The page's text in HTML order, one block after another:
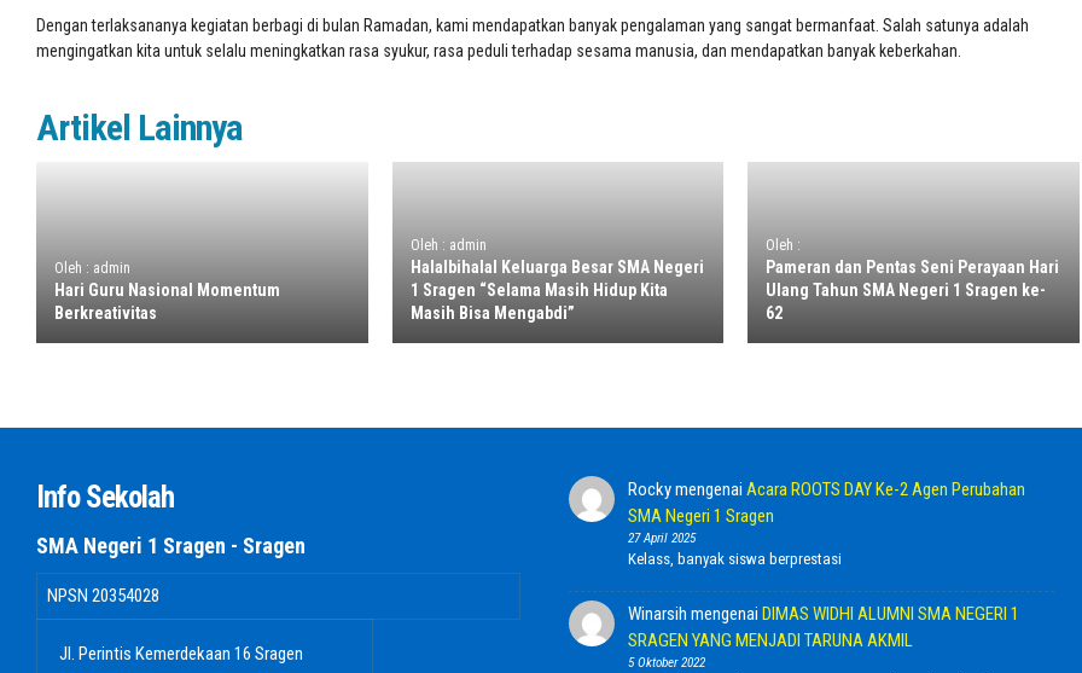
Dengan terlaksananya kegiatan berbagi di bulan Ramadan, kami mendapatkan banyak pengalaman yang sangat bermanfaat. Salah satunya adalah
mengingatkan kita untuk selalu meningkatkan rasa syukur, rasa peduli terhadap sesama manusia, dan mendapatkan banyak keberkahan.
Artikel Lainnya
Oleh : admin
Hari Guru Nasional Momentum
Berkreativitas
Oleh : admin
Halalbihalal Keluarga Besar SMA Negeri
1 Sragen “Selama Masih Hidup Kita
Masih Bisa Mengabdi”
Oleh :
Pameran dan Pentas Seni Perayaan Hari
Ulang Tahun SMA Negeri 1 Sragen ke-
62
Info Sekolah
SMA Negeri 1 Sragen - Sragen
NPSN 20354028
Jl. Perintis Kemerdekaan 16 Sragen
RockymengenaiAcara ROOTS DAY Ke-2 Agen Perubahan
SMA Negeri 1 Sragen
27 April 2025
Kelass, banyak siswa berprestasi
Winarsih mengenaiDIMAS WIDHI ALUMNI SMA NEGERI 1
SRAGEN YANG MENJADI TARUNA AKMIL
5 Oktober 2022